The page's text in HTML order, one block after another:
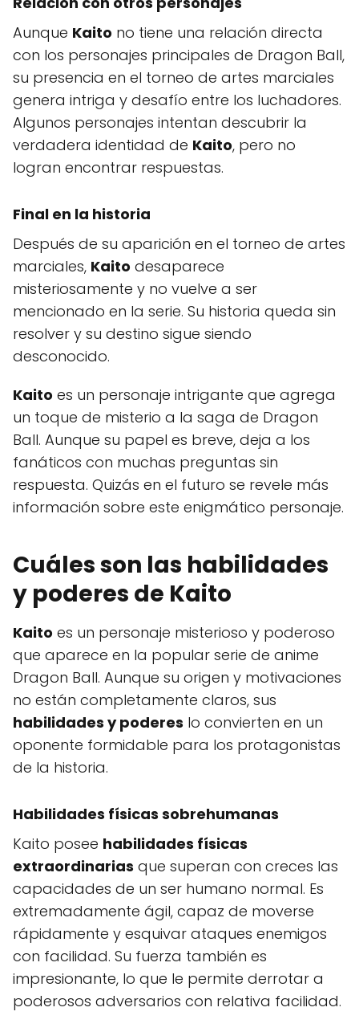
Aunque Kaito no tiene una relación directa
con los personajes principales de Dragon Ball,
su presencia en el torneo de artes marciales
genera intriga y desafío entre los luchadores.
Algunos personajes intentan descubrir la
verdadera identidad de Kaito, pero no
logran encontrar respuestas.
Final en la historia
Después de su aparición en el torneo de artes
marciales, Kaito desaparece
misteriosamente y no vuelve a ser
mencionado en la serie. Su historia queda sin
resolver y su destino sigue siendo
desconocido.
Kaito es un personaje intrigante que agrega
un toque de misterio a la saga de Dragon
Ball. Aunque su papel es breve, deja a los
fanáticos con muchas preguntas sin
respuesta. Quizás en el futuro se revele más
información sobre este enigmático personaje.
Cuáles son las habilidades
y poderes de Kaito
Kaito es un personaje misterioso y poderoso
que aparece en la popular serie de anime
Dragon Ball. Aunque su origen y motivaciones
no están completamente claros, sus
habilidades y poderes lo convierten en un
oponente formidable para los protagonistas
de la historia.
Habilidades físicas sobrehumanas
Kaito posee habilidades físicas
extraordinarias que superan con creces las
capacidades de un ser humano normal. Es
extremadamente ágil, capaz de moverse
rápidamente y esquivar ataques enemigos
con facilidad. Su fuerza también es
impresionante, lo que le permite derrotar a
poderosos adversarios con relativa facilidad.